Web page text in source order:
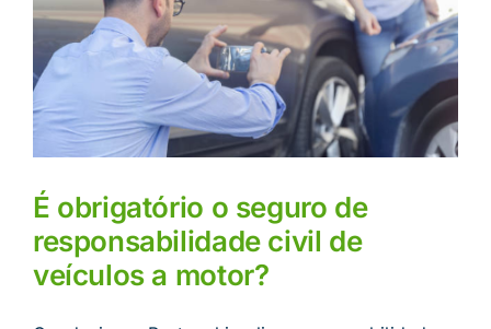
É obrigatório o seguro de
responsabilidade civil de
veículos a motor?